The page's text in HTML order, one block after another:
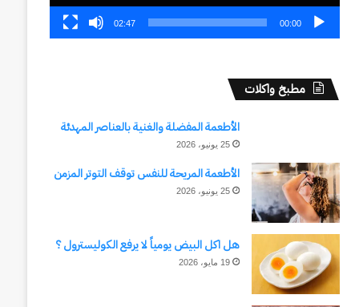
00:00
02:47
مطبخ واكلات
الأطعمة المفضلة والغنية بالعناصر المهدئة
25 يونيو، 2026
الأطعمة المريحة للنفس توقف التوتر المزمن
25 يونيو، 2026
هل اكل البيض يومياً لا يرفع الكوليسترول ؟
19 مايو، 2026